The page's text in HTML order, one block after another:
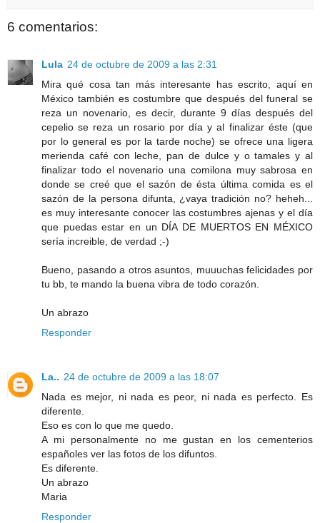
6 comentarios:
Lula 24 de octubre de 2009 a las 2:31
Mira qué cosa tan más interesante has escrito, aquí en
México también es costumbre que después del funeral se
reza un novenario, es decir, durante 9 días después del
cepelio se reza un rosario por día y al finalizar éste (que
por lo general es por la tarde noche) se ofrece una ligera
merienda café con leche, pan de dulce y o tamales y al
finalizar todo el novenario una comilona muy sabrosa en
donde se creé que el sazón de ésta última comida es el
sazón de la persona difunta, ¿vaya tradición no? heheh...
es muy interesante conocer las costumbres ajenas y el día
que puedas estar en un DÍA DE MUERTOS EN MÉXICO
sería increible, de verdad ;-)
Bueno, pasando a otros asuntos, muuuchas felicidades por
tu bb, te mando la buena vibra de todo corazón.
Un abrazo
Responder
La.. 24 de octubre de 2009 a las 18:07
Nada es mejor, ni nada es peor, ni nada es perfecto. Es
diferente.
Eso es con lo que me quedo.
A mi personalmente no me gustan en los cementerios
españoles ver las fotos de los difuntos.
Es diferente.
Un abrazo
Maria
Responder